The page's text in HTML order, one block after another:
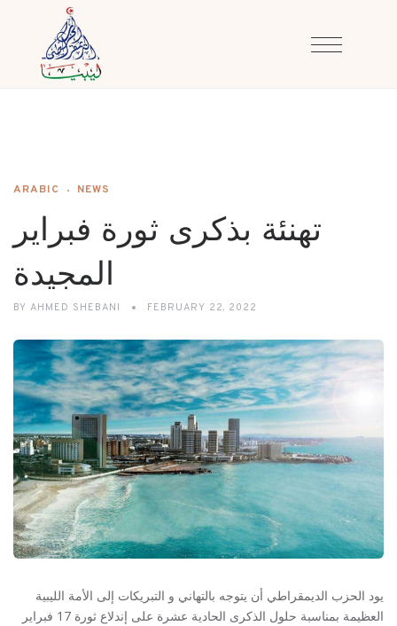
ARABIC NEWS
تهنئة بذكرى ثورة فبراير
المجيدة
BY AHMED SHEBANI FEBRUARY 22, 2022
يود الحزب الديمقراطي أن يتوجه بالتهاني و التبريكات إلى الأمة الليبية
العظيمة بمناسبة حلول الذكرى الحادية عشرة على إندلاع ثورة 17 فبراير